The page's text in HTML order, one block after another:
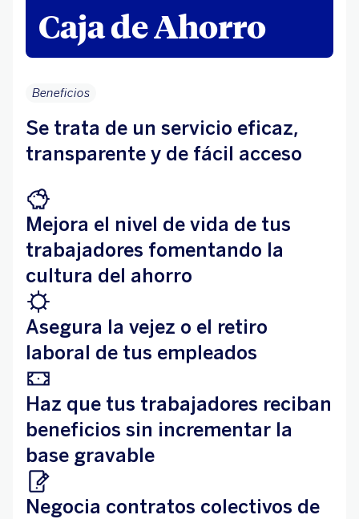
Caja de Ahorro
Beneficios
Se trata de un servicio eficaz,
transparente y de fácil acceso
Mejora el nivel de vida de tus
trabajadores fomentando la
cultura del ahorro
Asegura la vejez o el retiro
laboral de tus empleados
Haz que tus trabajadores reciban
beneficios sin incrementar la
base gravable
Negocia contratos colectivos de